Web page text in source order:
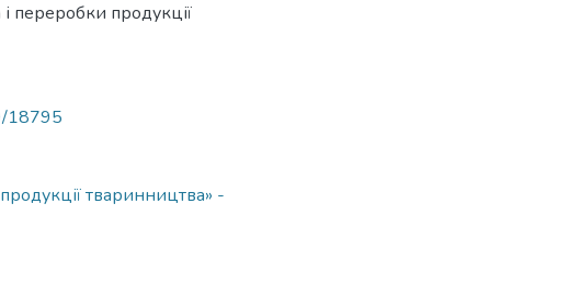
переробки продукції
18795
тваринництва» -